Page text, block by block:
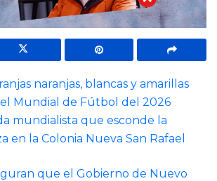
naranjas, blancas y amarillas
Mundial de Fútbol del 2026
mundialista que esconde la
en la Colonia Nueva San Rafael
que el Gobierno de Nuevo